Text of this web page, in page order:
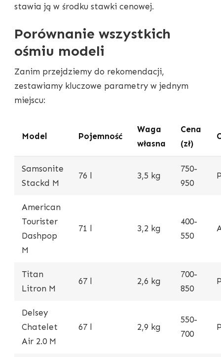
stawia ją w środku stawki cenowej.
Porównanie wszystkich
ośmiu modeli
Zanim przejdziemy do rekomendacji,
zestawiamy kluczowe parametry w jednym
miejscu:
Model Pojemność
Waga
własna
Cena
(zł)
Samsonite
Stackd M
76 l 3,5 kg
750-
950
American
Tourister
Dashpop
M
71 l 3,2 kg
400-
550
Titan
Litron M
67 l 2,6 kg
700-
850
Delsey
Chatelet
Air 2.0 M
67 l 2,9 kg
550-
700